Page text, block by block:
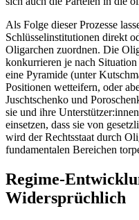
Als Folge dieser Prozesse
Schlüsselinstitutionen direkt
Oligarchen zuordnen. Die
konkurrieren je nach Situa­tion
eine Pyramide (unter
Positionen wetteifern, oder
Juschtschenko und
sie und ihre
einsetzen, dass sie von
wird der Rechtsstaat durch
fundamentalen Bereichen
Regime-
Widersprüchlich